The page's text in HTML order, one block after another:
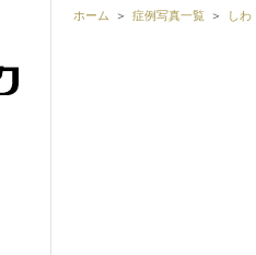
ホーム 症例写真一覧 しわ